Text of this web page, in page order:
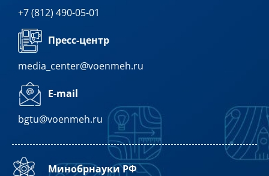
+7 (812) 490-05-01
Пресс-центр
media_center@voenmeh.ru
E-mail
bgtu@voenmeh.ru
Минобрнауки РФ